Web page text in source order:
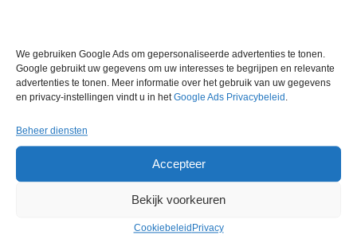
We gebruiken Google Ads om gepersonaliseerde advertenties te tonen.
Google gebruikt uw gegevens om uw interesses te begrijpen en relevante
advertenties te tonen. Meer informatie over het gebruik van uw gegevens
en privacy-instellingen vindt u in hetGoogle Ads Privacybeleid .
Beheer diensten
Accepteer
Bekijk voorkeuren
Cookiebeleid Privacy
Gerelateerde producten
Via bemiddeling